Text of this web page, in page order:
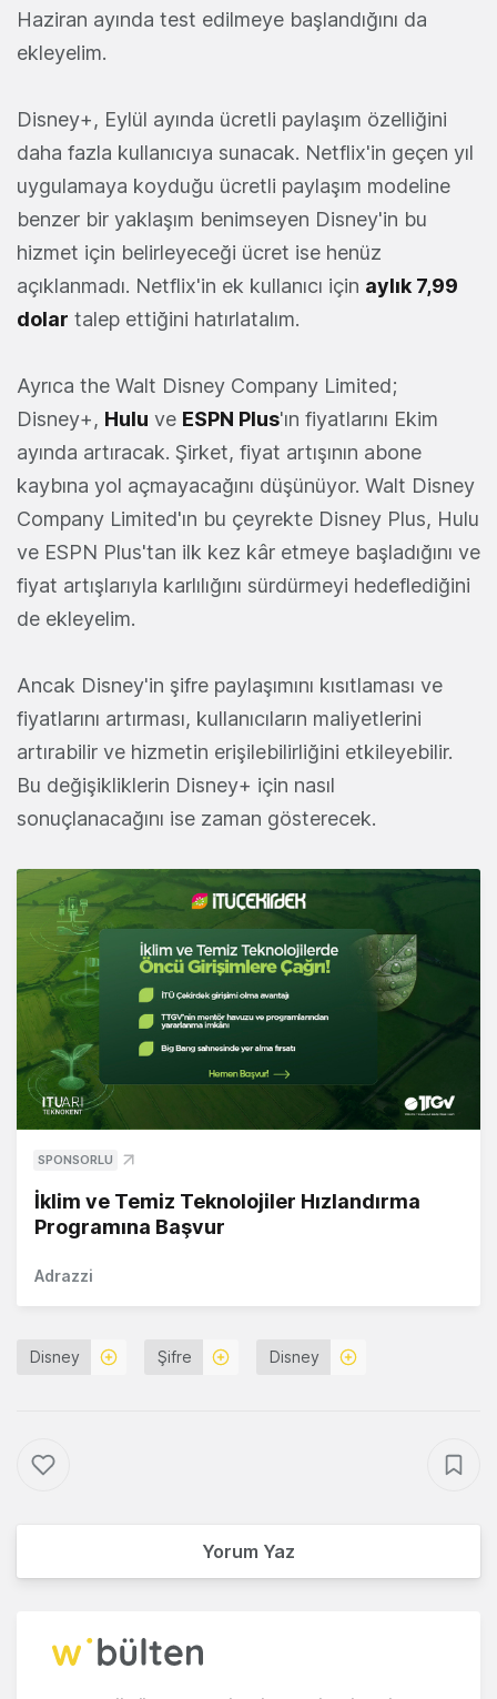
Haziran ayında test edilmeye başlandığını da
ekleyelim.
Disney+, Eylül ayında ücretli paylaşım özelliğini
daha fazla kullanıcıya sunacak. Netflix'in geçen yıl
uygulamaya koyduğu ücretli paylaşım modeline
benzer bir yaklaşım benimseyen Disney'in bu
hizmet için belirleyeceği ücret ise henüz
açıklanmadı. Netflix'in ek kullanıcı için aylık 7,99
dolar talep ettiğini hatırlatalım.
Ayrıca the Walt Disney Company Limited;
Disney+, Hulu ve ESPN Plus'ın fiyatlarını Ekim
ayında artıracak. Şirket, fiyat artışının abone
kaybına yol açmayacağını düşünüyor. Walt Disney
Company Limited'ın bu çeyrekte Disney Plus, Hulu
ve ESPN Plus'tan ilk kez kâr etmeye başladığını ve
fiyat artışlarıyla karlılığını sürdürmeyi hedeflediğini
de ekleyelim.
Ancak Disney'in şifre paylaşımını kısıtlaması ve
fiyatlarını artırması, kullanıcıların maliyetlerini
artırabilir ve hizmetin erişilebilirliğini etkileyebilir.
Bu değişikliklerin Disney+ için nasıl
sonuçlanacağını ise zaman gösterecek.
SPONSORLU
İklim ve Temiz Teknolojiler Hızlandırma
Programına Başvur
Adrazzi
Disney Şifre Disney
Yorum Yaz